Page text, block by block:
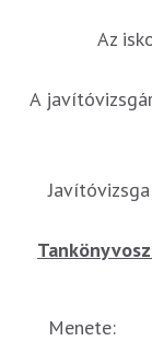
Az
A
Menete: